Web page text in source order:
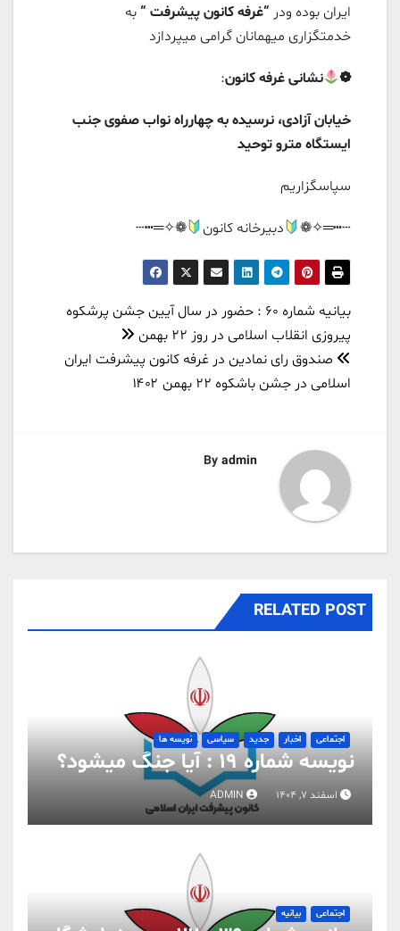
ایران بوده ودر “غرفه کانون پیشرفت “ به
خدمتگزاری ميهمانان گرامی میپردازد
❁ نشانی غرفهکانون:
خیابان آزادی، نرسیده به چهارراه نواب صفوی جنب
ایستگاه مترو توحید
سپاسگزاریم
┄┅═✧❁ دبیرخانه کانون ❁✧═┅┄
راهبری
نوشته
بیانیه شماره ۶۰ : حضور در سال آیین جشن پرشکوه
پیروزی انقلاب اسلامی در روز ۲۲ بهمن
صندوق رای نمادین در غرفه کانون پیشرفت ایران
اسلامی در جشن باشکوه ۲۲ بهمن ۱۴۰۲
By admin
RELATED POST
اجتماعی اخبار جدید سیاسی نویسه ها
نویسه شماره 19 : آیا جنگ میشود؟
اسفند 7, 1404
اجتماعی بیانیه